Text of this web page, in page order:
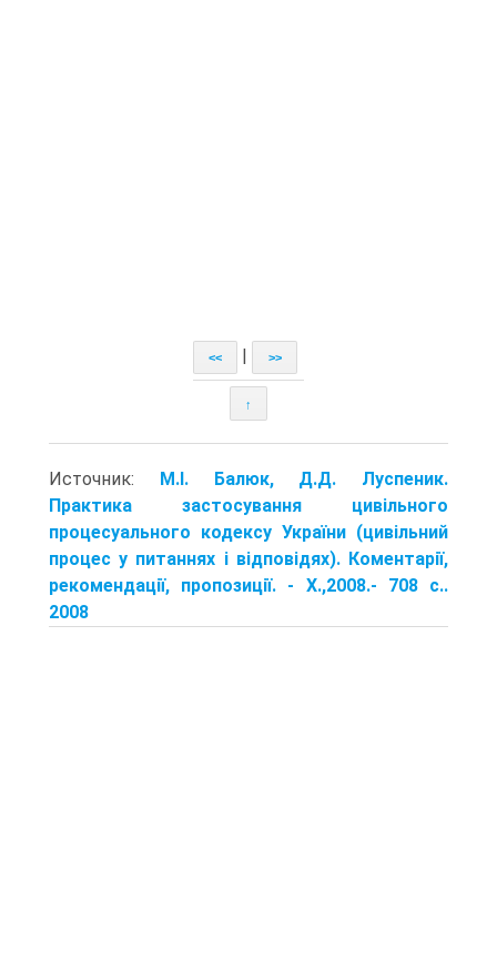
<< >>
↑
Источник: М.І. Балюк, Д.Д. Луспеник.
Практика застосування цивільного
процесуального кодексу України (цивільний
процес у питаннях і відповідях). Коментарії,
рекомендації, пропозиції. - X.,2008.- 708 с..
2008